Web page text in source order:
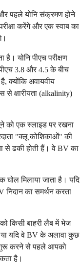
पहले योनि संक्रमण होने
करेंगे और एक स्वाब का
है। योनि पीएच परीक्षण
3.8 और 4.5 के बीच
क्योंकि अवायवीय
से क्षारीयता (alkalinity)
को एक स्लाइड पर रखना
"क्लू कोशिकाओं" की
से ढकी होती हैं। वे BV का
मिलाया जाता है। यदि
का समर्थन करता
किसी बाहरी लैब में भेज
यदि वे BV के अलावा कुछ
शुरू करने से पहले आपको
है।